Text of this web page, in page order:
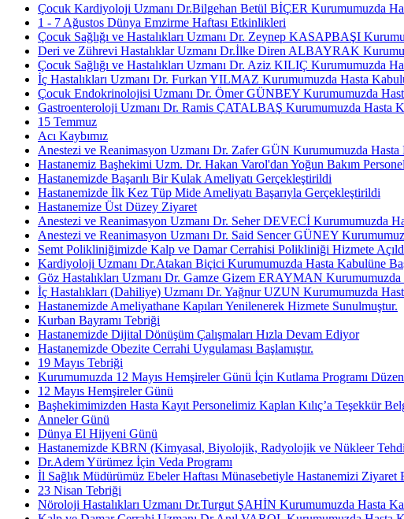
Çocuk Kardiyoloji Uzmanı Dr.Bilgehan Betül BİÇER Kurumumuzda
1 - 7 Ağustos Dünya Emzirme Haftası Etkinlikleri
Çocuk Sağlığı ve Hastalıkları Uzmanı Dr. Zeynep KASAPBAŞI
Deri ve Zührevi Hastalıklar Uzmanı Dr.İlke Diren ALBAYRAK
Çocuk Sağlığı ve Hastalıkları Uzmanı Dr. Aziz KILIÇ Kurumumuzda
İç Hastalıkları Uzmanı Dr. Furkan YILMAZ Kurumumuzda Hasta
Çocuk Endokrinolojisi Uzmanı Dr. Ömer GÜNBEY Kurumumuzda
Gastroenteroloji Uzmanı Dr. Ramis ÇATALBAŞ Kurumumuzda Hasta
15 Temmuz
Acı Kaybımız
Anestezi ve Reanimasyon Uzmanı Dr. Zafer GÜN Kurumumuzda Hasta
Hastanemiz Başhekimi Uzm. Dr. Hakan Varol'dan Yoğun Bakım
Hastanemizde Başarılı Bir Kulak Ameliyatı Gerçekleştirildi
Hastanemizde İlk Kez Tüp Mide Ameliyatı Başarıyla Gerçekleştirildi
Hastanemize Üst Düzey Ziyaret
Anestezi ve Reanimasyon Uzmanı Dr. Seher DEVECİ Kurumumuzda
Anestezi ve Reanimasyon Uzmanı Dr. Said Sencer GÜNEY
Semt Polikliniğimizde Kalp ve Damar Cerrahisi Polikliniği Hizmete
Kardiyoloji Uzmanı Dr.Atakan Biçici Kurumumuzda Hasta Kabulüne
Göz Hastalıkları Uzmanı Dr. Gamze Gizem ERAYMAN Kurumumuzda
İç Hastalıkları (Dahiliye) Uzmanı Dr. Yağnur UZUN Kurumumuzda
Hastanemizde Ameliyathane Kapıları Yenilenerek Hizmete Sunulmuştur.
Kurban Bayramı Tebriği
Hastanemizde Dijital Dönüşüm Çalışmaları Hızla Devam Ediyor
Hastanemizde Obezite Cerrahi Uygulaması Başlamıştır.
19 Mayıs Tebriği
Kurumumuzda 12 Mayıs Hemşireler Günü İçin Kutlama Programı
12 Mayıs Hemşireler Günü
Başhekimimizden Hasta Kayıt Personelimiz Kaplan Kılıç’a Teşekkür
Anneler Günü
Dünya El Hijyeni Günü
Hastanemizde KBRN (Kimyasal, Biyolojik, Radyolojik ve Nükleer
Dr.Adem Yürümez İçin Veda Programı
İl Sağlık Müdürümüz Ebeler Haftası Münasebetiyle Hastanemizi Ziyaret
23 Nisan Tebriği
Nöroloji Hastalıkları Uzmanı Dr.Turgut ŞAHİN Kurumumuzda Hasta